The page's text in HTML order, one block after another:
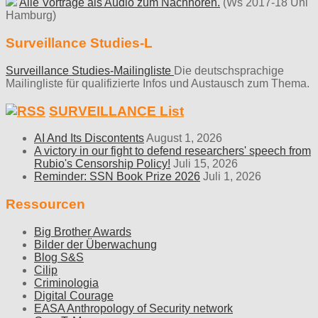
Alle Vorträge als Audio zum Nachhören. (Ws 2017-18 Uni
Hamburg)
Surveillance Studies-L
Surveillance Studies-Mailingliste Die deutschsprachige
Mailingliste für qualifizierte Infos und Austausch zum Thema.
SURVEILLANCE List
AI And Its DiscontentsAugust 1, 2026
A victory in our fight to defend researchers' speech from
Rubio's Censorship Policy! Juli 15, 2026
Reminder: SSN Book Prize 2026 Juli 1, 2026
Ressourcen
Big Brother Awards
Bilder der Überwachung
Blog S&S
Cilip
Criminologia
Digital Courage
EASA Anthropology of Security network